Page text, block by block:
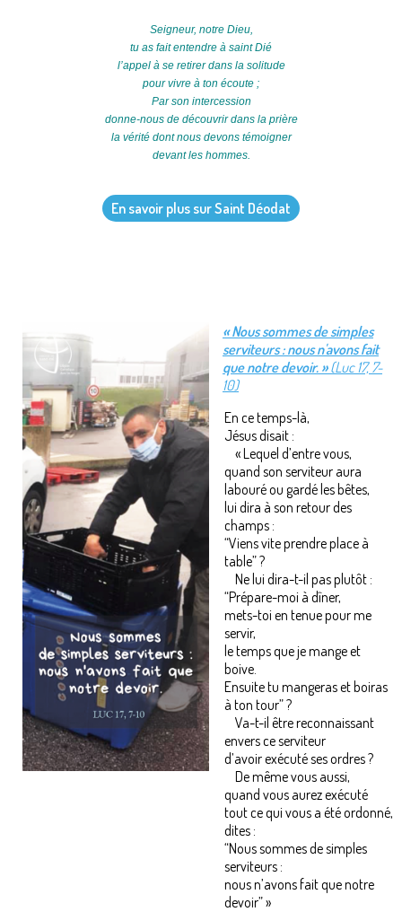
Seigneur, notre Dieu,
tu as fait entendre à saint Dié
l’appel à se retirer dans la solitude
pour vivre à ton écoute ;
Par son intercession
donne-nous de découvrir dans la prière
la vérité dont nous devons témoigner
devant les hommes.
En savoir plus sur Saint Déodat
« Nous sommes de simples
serviteurs : nous n'avons fait
que notre devoir. »(Luc 17, 7-
10)
En ce temps-là,
Jésus disait :
« Lequel d’entre vous,
quand son serviteur aura
labouré ou gardé les bêtes,
lui dira à son retour des
champs :
“Viens vite prendre place à
table” ?
Ne lui dira-t-il pas plutôt :
“Prépare-moi à dîner,
mets-toi en tenue pour me
servir,
le temps que je mange et
boive.
Ensuite tu mangeras et boiras
à ton tour” ?
Va-t-il être reconnaissant
envers ce serviteur
d’avoir exécuté ses ordres ?
De même vous aussi,
quand vous aurez exécuté
tout ce qui vous a été ordonné,
dites :
“Nous sommes de simples
serviteurs :
nous n’avons fait que notre
devoir” »